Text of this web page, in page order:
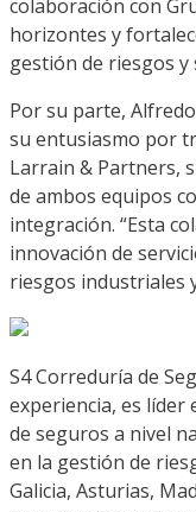
colaboración con
horizontes y
gestión de riesgos
Por su parte,
su entusiasmo por
Larrain & Partners,
de ambos equipos
integración. “Esta
innovación de
riesgos industriales
S4 Correduría de
experiencia, es líder
de seguros a nivel
en la gestión de
Galicia, Asturias,